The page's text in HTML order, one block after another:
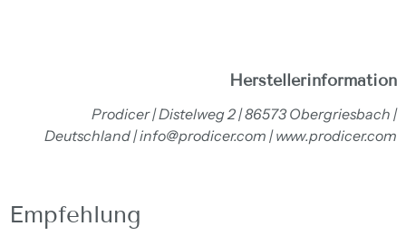
Herstellerinformation
Prodicer | Distelweg 2 | 86573 Obergriesbach |
Deutschland | info@prodicer.com | www.prodicer.com
Empfehlung